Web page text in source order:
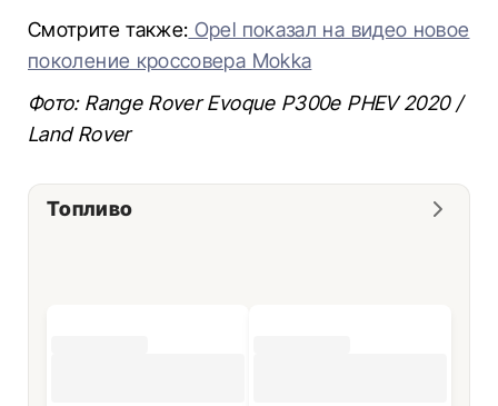
Смотрите также: Opel показал на видео новое
поколение кроссовера Mokka
Фото: Range Rover Evoque P300e PHEV 2020 /
Land Rover
Топливо